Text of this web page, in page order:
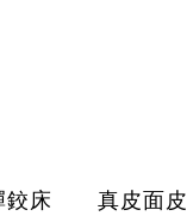
鉸床
真皮面